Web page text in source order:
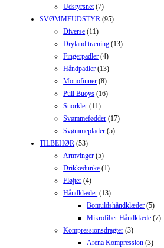
Udstyrsnet (7)
SVØMMEUDSTYR (95)
Diverse (11)
Dryland træning (13)
Fingerpadler (4)
Håndpadler (13)
Monofinner (8)
Pull Buoys (16)
Snorkler (11)
Svømmefødder (17)
Svømmeplader (5)
TILBEHØR (53)
Armvinger (5)
Drikkedunke (1)
Fløjter (4)
Håndklæder (13)
Bomuldshåndklæder (5)
Mikrofiber Håndklæde (7)
Kompressionsdragter (3)
Arena Kompression (3)